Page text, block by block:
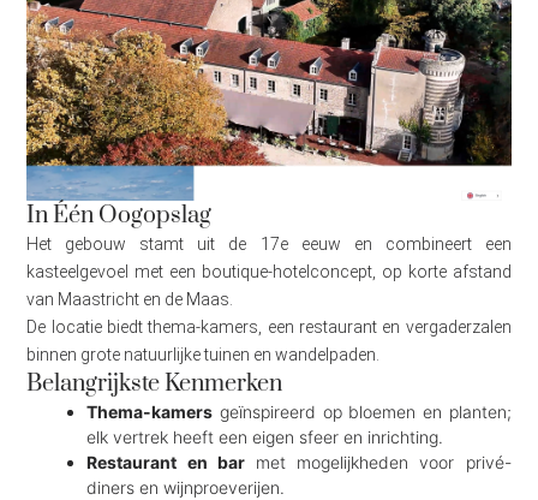
In Één Oogopslag
Het gebouw stamt uit de 17e eeuw en combineert een
kasteelgevoel met een boutique-hotelconcept, op korte afstand
van Maastricht en de Maas.
De locatie biedt thema-kamers, een restaurant en vergaderzalen
binnen grote natuurlijke tuinen en wandelpaden.
Belangrijkste Kenmerken
Thema-kamers geïnspireerd op bloemen en planten;
elk vertrek heeft een eigen sfeer en inrichting.
Restaurant en barmet mogelijkheden voor privé-
diners en wijnproeverijen.